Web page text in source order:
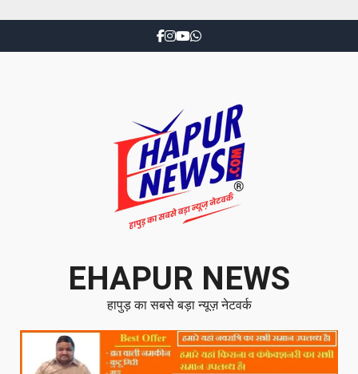
EHAPUR NEWS
हापुड़ का सबसे बड़ा न्यूज़ नेटवर्क